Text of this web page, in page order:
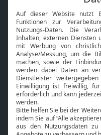
Neuigkeiten
Bibel TV
Über uns
Jobs